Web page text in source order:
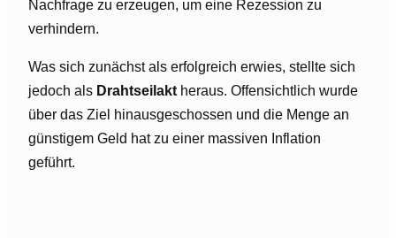
Nachfrage zu erzeugen, um eine Rezession zu
verhindern.
Was sich zunächst als erfolgreich erwies, stellte sich
jedoch als Drahtseilakt heraus. Offensichtlich wurde
über das Ziel hinausgeschossen und die Menge an
günstigem Geld hat zu einer massiven Inflation
geführt.